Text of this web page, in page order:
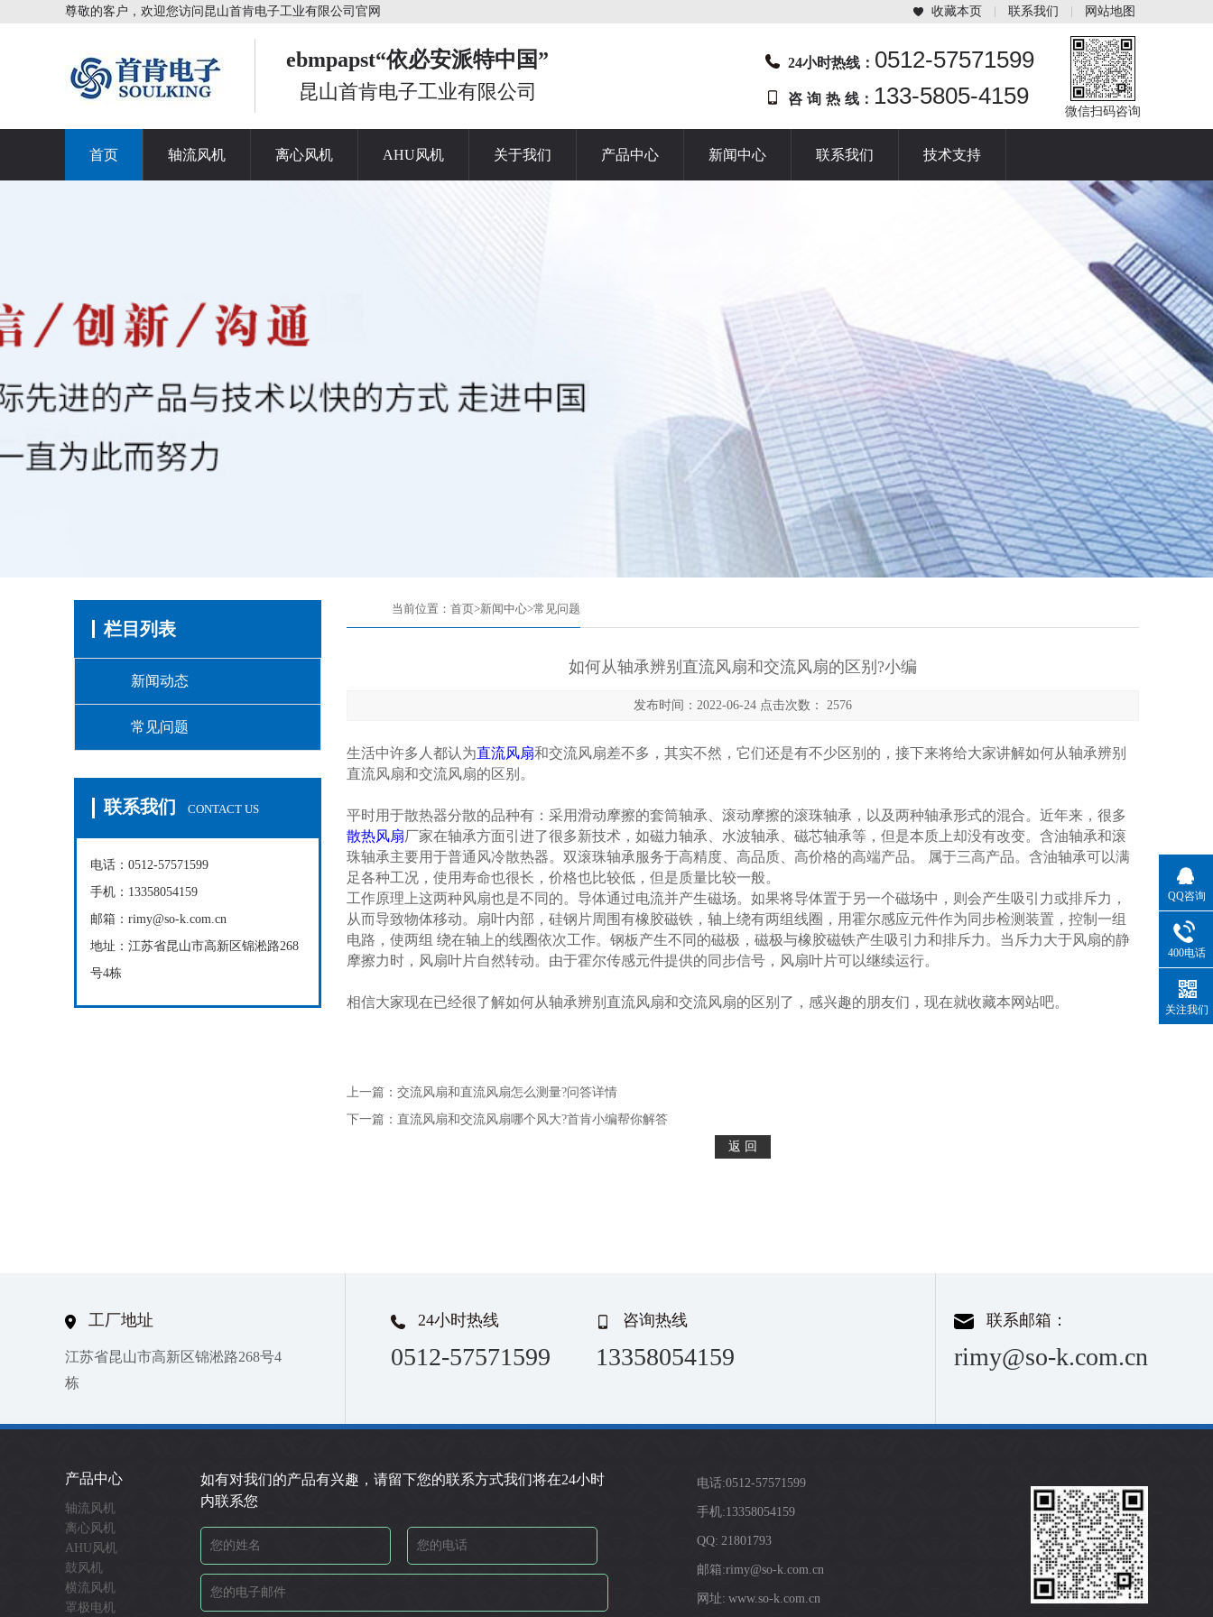
尊敬的客户，欢迎您访问昆山首肯电子工业有限公司官网 收藏本页 联系我们 网站地图
ebmpapst“依必安派特中国”
昆山首肯电子工业有限公司
24小时热线： 0512-57571599
咨 询 热 线： 133-5805-4159
微信扫码咨询
首页 轴流风机 离心风机 AHU风机 关于我们 产品中心 新闻中心 联系我们 技术支持
栏目列表
新闻动态
常见问题
联系我们 CONTACT US
电话：0512-57571599
手机：13358054159
邮箱：rimy@so-k.com.cn
地址：江苏省昆山市高新区锦淞路268
号4栋
当前位置： 首页>新闻中心>常见问题
如何从轴承辨别直流风扇和交流风扇的区别?小编
发布时间：2022-06-24 点击次数： 2576
生活中许多人都认为直流风扇和交流风扇差不多，其实不然，它们还是有不少区别的，接下来将给大家讲解如何从轴承辨别
直流风扇和交流风扇的区别。
平时用于散热器分散的品种有：采用滑动摩擦的套筒轴承、滚动摩擦的滚珠轴承，以及两种轴承形式的混合。近年来，很多
散热风扇厂家在轴承方面引进了很多新技术，如磁力轴承、水波轴承、磁芯轴承等，但是本质上却没有改变。含油轴承和滚
珠轴承主要用于普通风冷散热器。双滚珠轴承服务于高精度、高品质、高价格的高端产品。 属于三高产品。含油轴承可以满
足各种工况，使用寿命也很长，价格也比较低，但是质量比较一般。
工作原理上这两种风扇也是不同的。导体通过电流并产生磁场。如果将导体置于另一个磁场中，则会产生吸引力或排斥力，
从而导致物体移动。扇叶内部，硅钢片周围有橡胶磁铁，轴上绕有两组线圈，用霍尔感应元件作为同步检测装置，控制一组
电路，使两组 绕在轴上的线圈依次工作。钢板产生不同的磁极，磁极与橡胶磁铁产生吸引力和排斥力。当斥力大于风扇的静
摩擦力时，风扇叶片自然转动。由于霍尔传感元件提供的同步信号，风扇叶片可以继续运行。
相信大家现在已经很了解如何从轴承辨别直流风扇和交流风扇的区别了，感兴趣的朋友们，现在就收藏本网站吧。
上一篇： 交流风扇和直流风扇怎么测量?问答详情
下一篇： 直流风扇和交流风扇哪个风大?首肯小编帮你解答
工厂地址
江苏省昆山市高新区锦淞路268号4
栋
24小时热线
0512-57571599
咨询热线
13358054159
联系邮箱：
rimy@so-k.com.cn
产品中心
轴流风机
离心风机
AHU风机
鼓风机
横流风机
罩极电机
如有对我们的产品有兴趣，请留下您的联系方式我们将在24小时
内联系您
电话:0512-57571599
手机:13358054159
QQ: 21801793
邮箱:rimy@so-k.com.cn
网址: www.so-k.com.cn
QQ咨询
400电话
关注我们